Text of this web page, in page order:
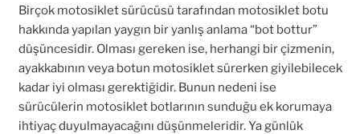
Birçok motosiklet sürücüsü tarafından motosiklet botu
hakkında yapılan yaygın bir yanlış anlama “bot bottur”
düşüncesidir. Olması gereken ise, herhangi bir çizmenin,
ayakkabının veya botun motosiklet sürerken giyilebilecek
kadar iyi olması gerektiğidir. Bunun nedeni ise
sürücülerin motosiklet botlarının sunduğu ek korumaya
ihtiyaç duyulmayacağını düşünmeleridir. Ya günlük